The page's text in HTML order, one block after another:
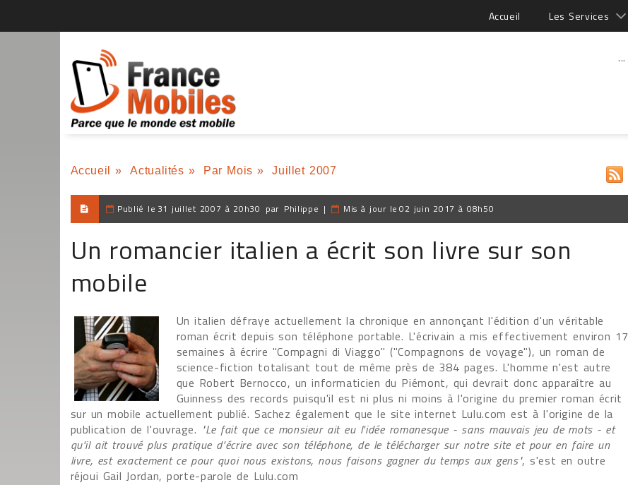
Accueil Les Services
...
Accueil » Actualités » Par Mois » Juillet 2007
Publié le 31 juillet 2007 à 20h30 par Philippe | Mis à jour le 02 juin 2017 à 08h50
Un romancier italien a écrit son livre sur son
mobile
Un italien défraye actuellement la chronique en annonçant l'édition d'un véritable
roman écrit depuis son téléphone portable. L'écrivain a mis effectivement environ 17
semaines à écrire "Compagni di Viaggo" ("Compagnons de voyage"), un roman de
science-fiction totalisant tout de même près de 384 pages. L'homme n'est autre
que Robert Bernocco, un informaticien du Piémont, qui devrait donc apparaître au
Guinness des records puisqu'il est ni plus ni moins à l'origine du premier roman écrit
sur un mobile actuellement publié. Sachez également que le site internet Lulu.com est à l'origine de la
publication de l'ouvrage. "Le fait que ce monsieur ait eu l'idée romanesque - sans mauvais jeu de mots - et
qu'il ait trouvé plus pratique d'écrire avec son téléphone, de le télécharger sur notre site et pour en faire un
livre, est exactement ce pour quoi nous existons, nous faisons gagner du temps aux gens", s'est en outre
réjoui Gail Jordan, porte-parole de Lulu.com